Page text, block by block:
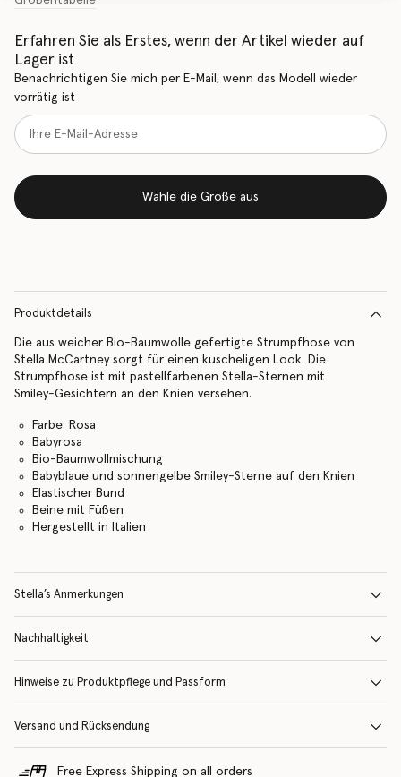
Erfahren Sie als Erstes, wenn der Artikel wieder auf
Lager ist
Benachrichtigen Sie mich per E-Mail, wenn das Modell wieder
vorrätig ist
Wähle die Größe aus
Produktdetails
Die aus weicher Bio-Baumwolle gefertigte Strumpfhose von
Stella McCartney sorgt für einen kuscheligen Look. Die
Strumpfhose ist mit pastellfarbenen Stella-Sternen mit
Smiley-Gesichtern an den Knien versehen.
Farbe: Rosa
Babyrosa
Bio-Baumwollmischung
Babyblaue und sonnengelbe Smiley-Sterne auf den Knien
Elastischer Bund
Beine mit Füßen
Hergestellt in Italien
Stella’s Anmerkungen
Nachhaltigkeit
Hinweise zu Produktpflege und Passform
Versand und Rücksendung
Free Express Shipping on all orders